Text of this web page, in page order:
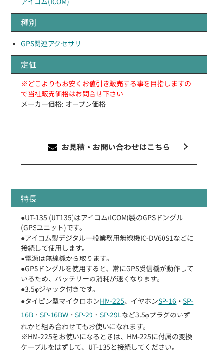
種別
GPS関連アクセサリ
定価
※どこよりもお安くお値引き販売する事を目指しますの
で当社販売価格はお問合せ下さい
メーカー価格: オープン価格
お見積・お問い合わせはこちら
特長
●UT-135 (UT135)はアイコム(ICOM)製のGPSドングル
(GPSユニット)です。
●アイコム製デジタル一般業務用無線機IC-DV60S1などに
接続して使用します。
●電源は無線機から取ります。
●GPSドングルを使用すると、常にGPS受信機が動作して
いるため、バッテリーの消耗が速くなります。
●3.5φジャック付きです。
●タイピン型マイクロホンHM-225、イヤホンSP-16 ・SP-
16B ・SP-16BW ・SP-29 ・SP-29Lなど3.5φプラグのいず
れかと組み合わせてもお使いになれます。
※HM-225をお使いになるときは、HM-225に付属の変換
ケーブルをはずして、UT-135と接続してください。